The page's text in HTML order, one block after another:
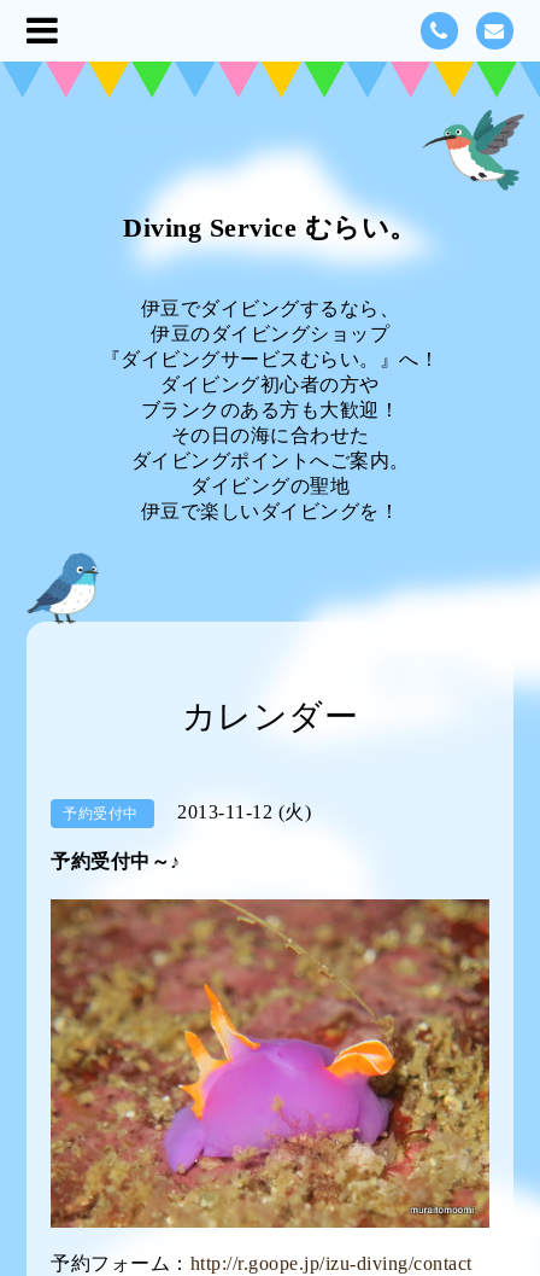
Diving Service むらい。
伊豆でダイビングするなら、
伊豆のダイビングショップ
『ダイビングサービスむらい。』へ！
ダイビング初心者の方や
ブランクのある方も大歓迎！
その日の海に合わせた
ダイビングポイントへご案内。
ダイビングの聖地
伊豆で楽しいダイビングを！
カレンダー
予約受付中 2013-11-12 (火)
予約受付中～♪
予約フォーム： http://r.goope.jp/izu-diving/contact